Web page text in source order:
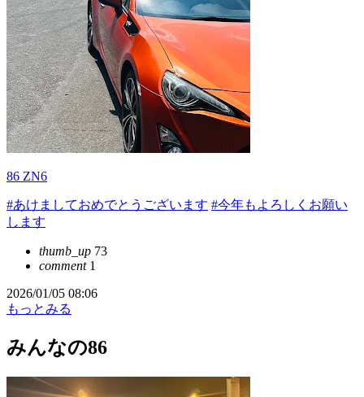
86 ZN6
#あけましておめでとうございます #今年もよろしくお願い
します
thumb_up 73
comment1
2026/01/05 08:06
もっとみる
みんなの86